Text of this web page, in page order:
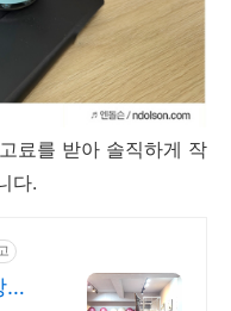
료를 받아 솔직하게 작
다.